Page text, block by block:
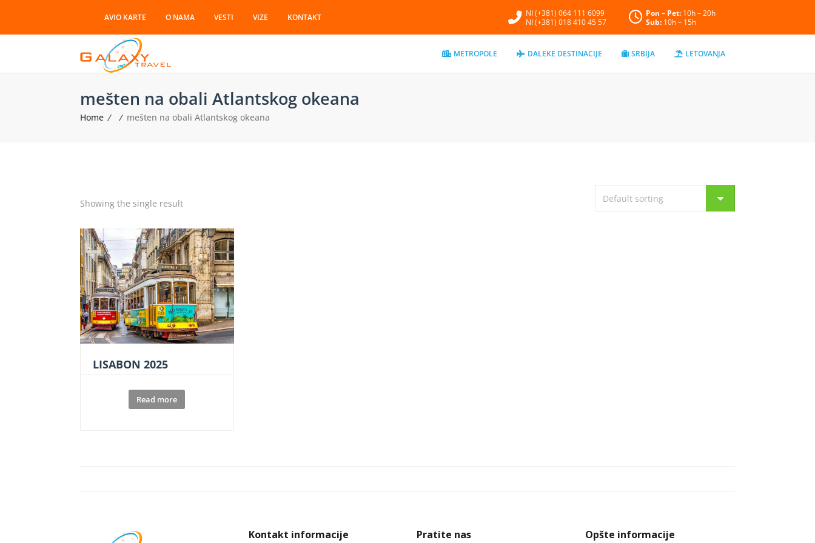
AVIO KARTE O NAMA VESTI VIZE KONTAKT
NI (+381) 064 111 6099
NI (+381) 018 410 45 57
Pon – Pet:10h – 20h
Sub:10h – 15h
METROPOLE DALEKE DESTINACIJE SRBIJA LETOVANJA
mešten na obali Atlantskog okeana
Home mešten na obali Atlantskog okeana
Showing the single result
LISABON 2025
Read more
Kontakt informacije Pratite nas Opšte informacije